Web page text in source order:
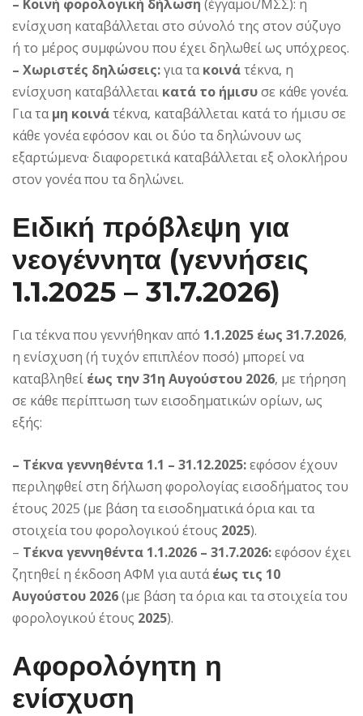
– Κοινή φορολογική δήλωση (έγγαμοι/ΜΣΣ): η
ενίσχυση καταβάλλεται στο σύνολό της στον σύζυγο
ή το μέρος συμφώνου που έχει δηλωθεί ως υπόχρεος.
– Χωριστές δηλώσεις:για τακοινάτέκνα, η
ενίσχυση καταβάλλεται κατά το ήμισυσε κάθε γονέα.
Για ταμη κοινάτέκνα, καταβάλλεται κατά το ήμισυ σε
κάθε γονέα εφόσον και οι δύο τα δηλώνουν ως
εξαρτώμενα· διαφορετικά καταβάλλεται εξ ολοκλήρου
στον γονέα που τα δηλώνει.
Ειδική πρόβλεψη για
νεογέννητα (γεννήσεις
1.1.2025 – 31.7.2026)
Για τέκνα που γεννήθηκαν από 1.1.2025 έως 31.7.2026,
η ενίσχυση (ή τυχόν επιπλέον ποσό) μπορεί να
καταβληθεί έως την 31η Αυγούστου 2026, με τήρηση
σε κάθε περίπτωση των εισοδηματικών ορίων, ως
εξής:
– Τέκνα γεννηθέντα 1.1 – 31.12.2025:εφόσον έχουν
περιληφθεί στη δήλωση φορολογίας εισοδήματος του
έτους 2025 (με βάση τα εισοδηματικά όρια και τα
στοιχεία του φορολογικού έτους 2025).
– Τέκνα γεννηθέντα 1.1.2026 – 31.7.2026:εφόσον έχει
ζητηθεί η έκδοση ΑΦΜ για αυτάέως τις 10
Αυγούστου 2026(με βάση τα όρια και τα στοιχεία του
φορολογικού έτους 2025).
Αφορολόγητη η
ενίσχυση